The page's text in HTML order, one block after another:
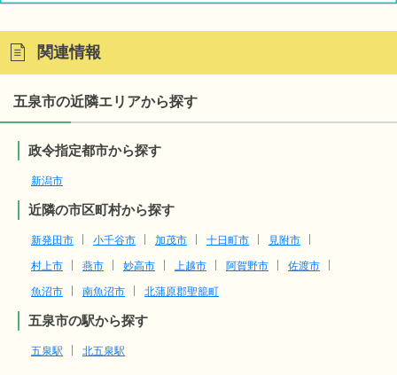
関連情報
五泉市の近隣エリアから探す
政令指定都市から探す
新潟市
近隣の市区町村から探す
新発田市 小千谷市 加茂市 十日町市
見附市
村上市
燕市 妙高市 上越市 阿賀野市
佐渡市
魚沼市
南魚沼市 北蒲原郡聖籠町
五泉市の駅から探す
五泉駅 北五泉駅